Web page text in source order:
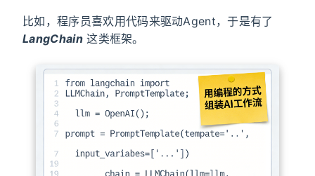
比如，程序员喜欢用代码来驱动Agent，于是有了
LangChain这类框架。